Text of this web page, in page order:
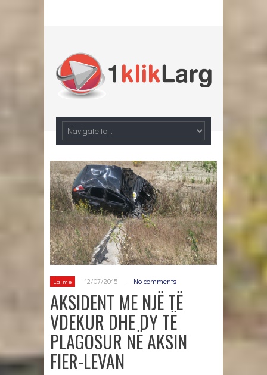
Lajme 12/07/2015 - No comments
AKSIDENT ME NJË TË
VDEKUR DHE DY TË
PLAGOSUR NË AKSIN
FIER-LEVAN